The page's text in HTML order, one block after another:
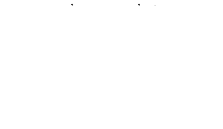
su mercado, sus productos y sus